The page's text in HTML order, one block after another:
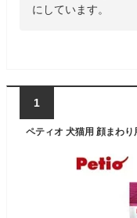
にしています。
1